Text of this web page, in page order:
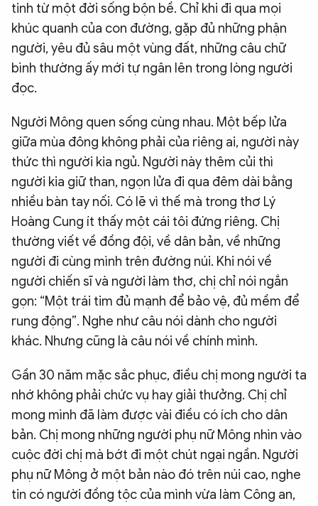
tinh từ một đời sống bộn bề. Chỉ khi đi qua mọi
khúc quanh của con đường, gặp đủ những phận
người, yêu đủ sâu một vùng đất, những câu chữ
bình thường ấy mới tự ngân lên trong lòng người
đọc.
Người Mông quen sống cùng nhau. Một bếp lửa
giữa mùa đông không phải của riêng ai, người này
thức thì người kia ngủ. Người này thêm củi thì
người kia giữ than, ngọn lửa đi qua đêm dài bằng
nhiều bàn tay nối. Có lẽ vì thế mà trong thơ Lý
Hoàng Cung ít thấy một cái tôi đứng riêng. Chị
thường viết về đồng đội, về dân bản, về những
người đi cùng mình trên đường núi. Khi nói về
người chiến sĩ và người làm thơ, chị chỉ nói ngắn
gọn: “Một trái tim đủ mạnh để bảo vệ, đủ mềm để
rung động”. Nghe như câu nói dành cho người
khác. Nhưng cũng là câu nói về chính mình.
Gần 30 năm mặc sắc phục, điều chị mong người ta
nhớ không phải chức vụ hay giải thưởng. Chị chỉ
mong mình đã làm được vài điều có ích cho dân
bản. Chị mong những người phụ nữ Mông nhìn vào
cuộc đời chị mà bớt đi một chút ngại ngần. Người
phụ nữ Mông ở một bản nào đó trên núi cao, nghe
tin có người đồng tộc của mình vừa làm Công an,